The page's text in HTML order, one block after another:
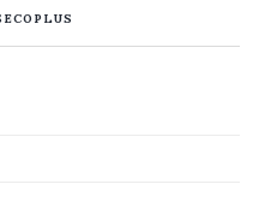
ECOPLUS